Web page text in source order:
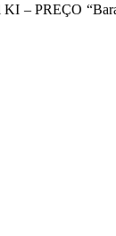
– PREÇO